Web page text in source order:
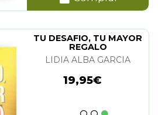
TU DESAFIO, TU MAYOR
REGALO
LIDIA ALBA GARCIA
19,95€